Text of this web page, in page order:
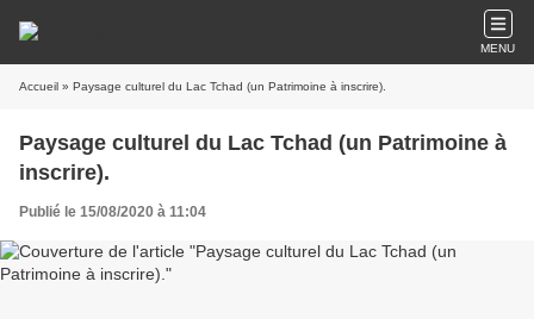
MENU
Accueil » Paysage culturel du Lac Tchad (un Patrimoine à inscrire).
Paysage culturel du Lac Tchad (un Patrimoine à
inscrire).
Publié le 15/08/2020 à 11:04